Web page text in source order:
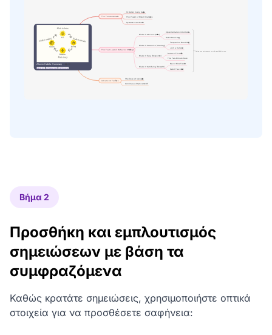
Βήμα 2
Προσθήκη και εμπλουτισμός
σημειώσεων με βάση τα
συμφραζόμενα
Καθώς κρατάτε σημειώσεις, χρησιμοποιήστε οπτικά
στοιχεία για να προσθέσετε σαφήνεια: